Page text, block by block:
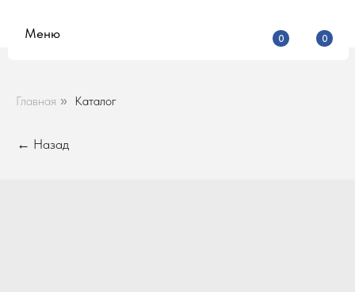
Главная » Каталог
← Назад